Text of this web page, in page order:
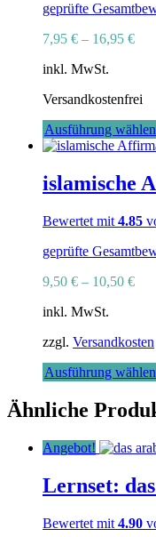
geprüfte
7,95 € – 16,95 €
inkl. MwSt.
Versandkostenfrei
Ausführung wählen
islamische
Bewertet mit 4.85
geprüfte
9,50 € – 10,50 €
inkl. MwSt.
zzgl. Versandkosten
Ausführung wählen
Ähnliche
Angebot!
Lernset:
Bewertet mit 4.90